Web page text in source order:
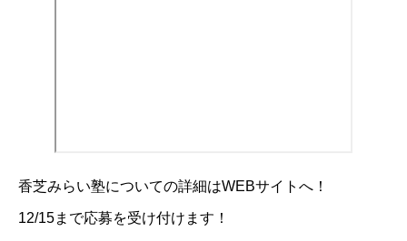
香芝みらい塾についての詳細はWEBサイトへ！
12/15まで応募を受け付けます！